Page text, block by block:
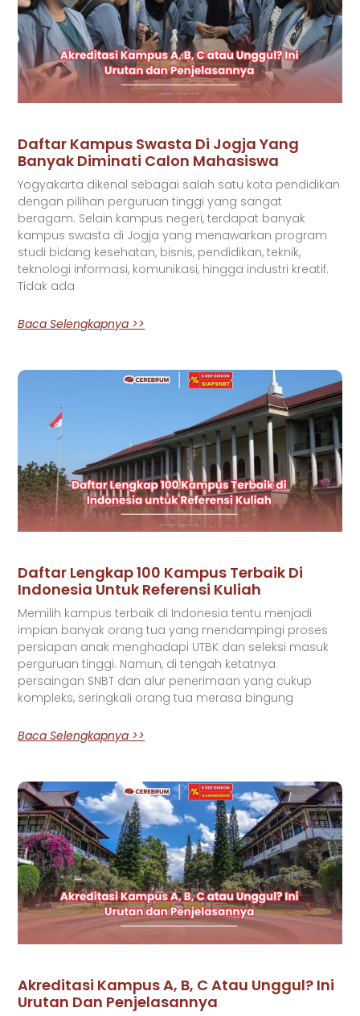
Daftar Kampus Swasta Di Jogja Yang
Banyak Diminati Calon Mahasiswa
Yogyakarta dikenal sebagai salah satu kota pendidikan
dengan pilihan perguruan tinggi yang sangat
beragam. Selain kampus negeri, terdapat banyak
kampus swasta di Jogja yang menawarkan program
studi bidang kesehatan, bisnis, pendidikan, teknik,
teknologi informasi, komunikasi, hingga industri kreatif.
Tidak ada
Baca Selengkapnya >>
Daftar Lengkap 100 Kampus Terbaik Di
Indonesia Untuk Referensi Kuliah
Memilih kampus terbaik di Indonesia tentu menjadi
impian banyak orang tua yang mendampingi proses
persiapan anak menghadapi UTBK dan seleksi masuk
perguruan tinggi. Namun, di tengah ketatnya
persaingan SNBT dan alur penerimaan yang cukup
kompleks, seringkali orang tua merasa bingung
Baca Selengkapnya >>
Akreditasi Kampus A, B, C Atau Unggul? Ini
Urutan Dan Penjelasannya